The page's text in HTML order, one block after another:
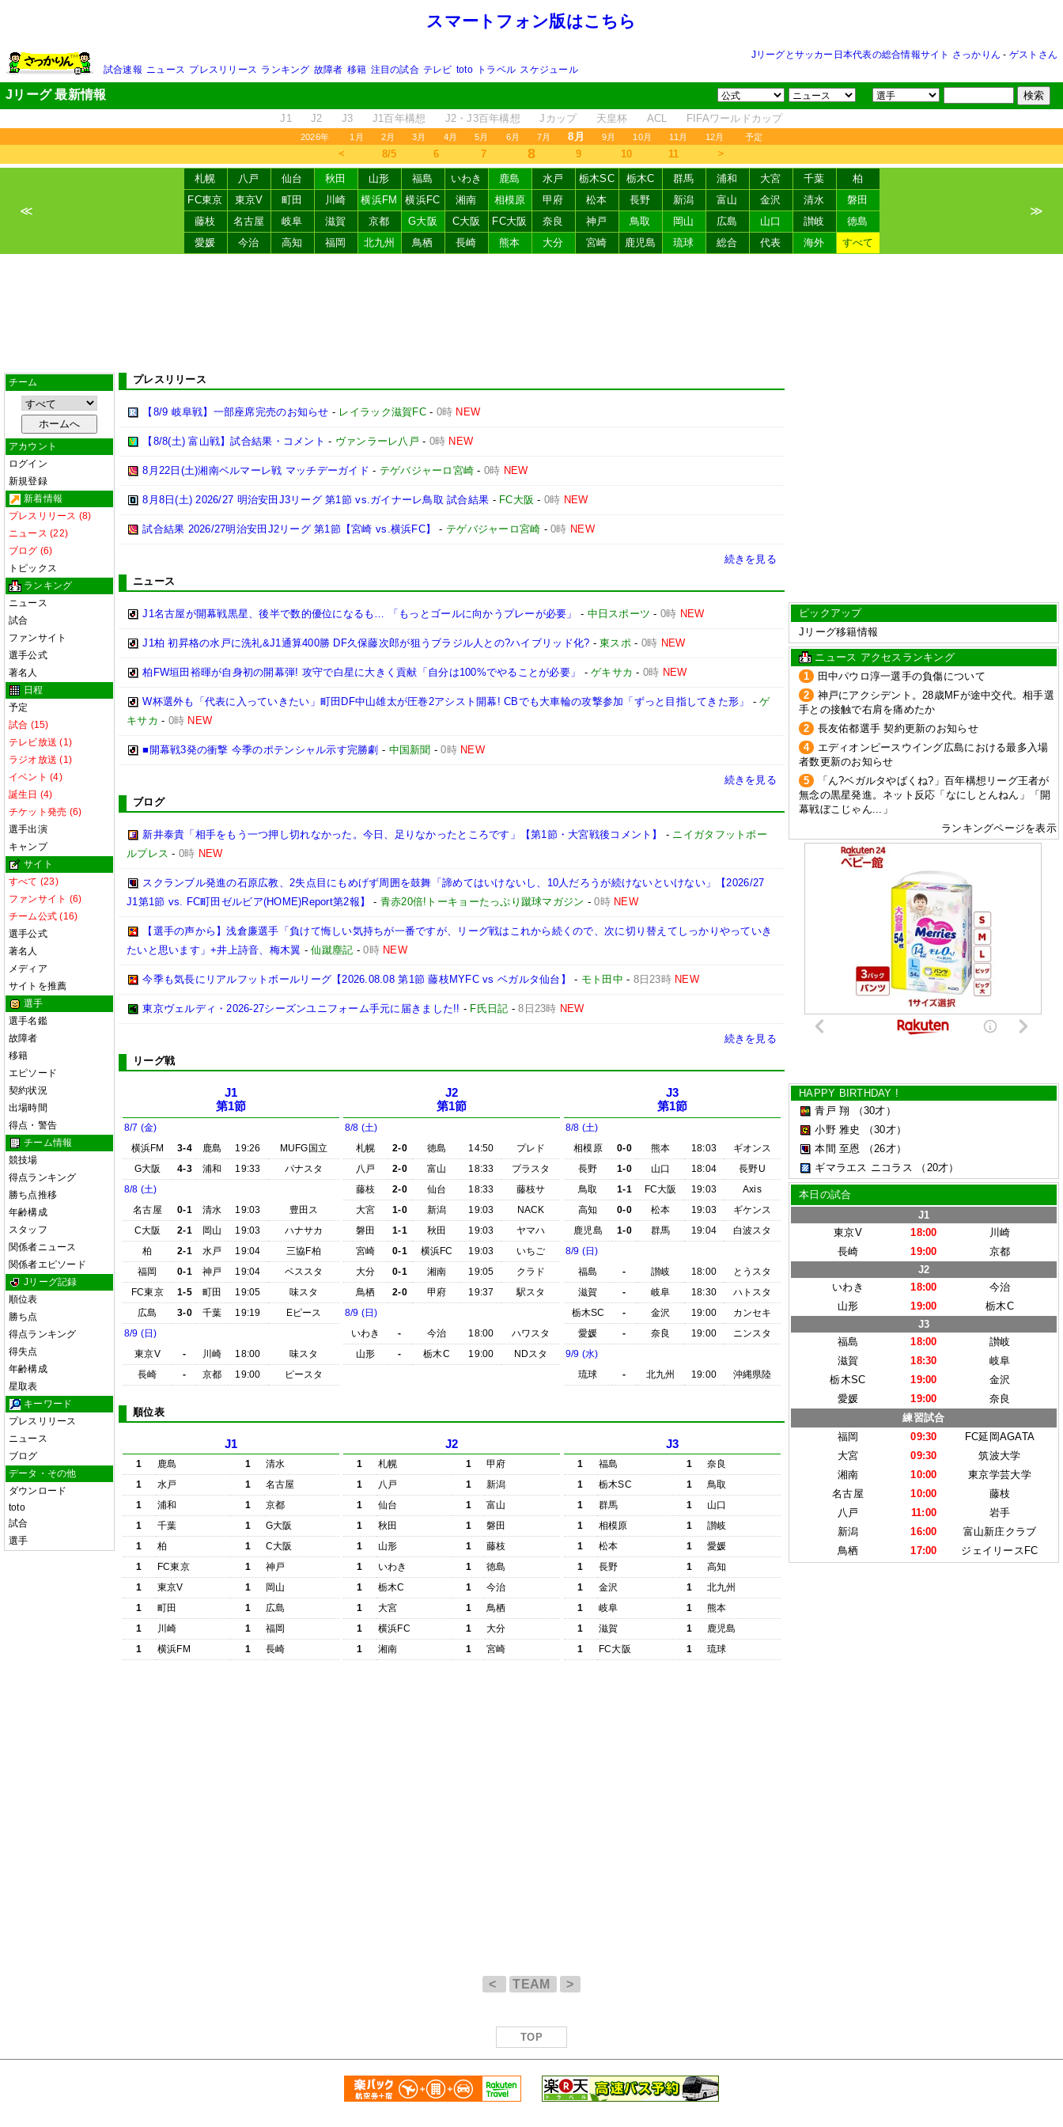
スマートフォン版はこちら
Jリーグとサッカー日本代表の総合情報サイト さっかりん - ゲストさん
試合速報 ニュース プレスリリース ランキング 故障者 移籍 注目の試合 テレビ toto トラベル スケジュール
Jリーグ 最新情報
J1 J2 J3 J1百年構想 J2・J3百年構想 Jカップ 天皇杯 ACL FIFAワールドカップ
2026年 1月 2月 3月 4月 5月 6月 7月 8月 9月 10月 11月 12月 予定
＜ 8/5 6 7 8 9 10 11 ＞
≪
札幌 八戸 仙台 秋田 山形 福島 いわき 鹿島 水戸 栃木SC 栃木C 群馬 浦和 大宮 千葉
柏
FC東京
東京V 町田 川崎 横浜FM 横浜FC 湘南 相模原 甲府 松本 長野 新潟 富山 金沢 清水
磐田
藤枝
名古屋 岐阜 滋賀 京都 G大阪 C大阪 FC大阪 奈良 神戸 鳥取 岡山 広島 山口 讃岐
徳島
愛媛
今治 高知 福岡 北九州 鳥栖 長崎 熊本 大分 宮崎 鹿児島 琉球 総合 代表 海外 すべて
≫
チーム
アカウント
ログイン
新規登録
新着情報
プレスリリース (8)
ニュース (22)
ブログ (6)
トピックス
ランキング
ニュース
試合
ファンサイト
選手公式
著名人
日程
予定
試合 (15)
テレビ放送 (1)
ラジオ放送 (1)
イベント (4)
誕生日 (4)
チケット発売 (6)
選手出演
キャンプ
サイト
すべて (23)
ファンサイト (6)
チーム公式 (16)
選手公式
著名人
メディア
サイトを推薦
選手
選手名鑑
故障者
移籍
エピソード
契約状況
出場時間
得点・警告
チーム情報
競技場
得点ランキング
勝ち点推移
年齢構成
スタッフ
関係者ニュース
関係者エピソード
Jリーグ記録
順位表
勝ち点
得点ランキング
得失点
年齢構成
星取表
キーワード
プレスリリース
ニュース
ブログ
データ・その他
ダウンロード
toto
試合
選手
プレスリリース
【8/9 岐阜戦】一部座席完売のお知らせ - レイラック滋賀FC- 0時 NEW
【8/8(土) 富山戦】試合結果・コメント - ヴァンラーレ八戸 - 0時 NEW
8月22日(土)湘南ベルマーレ戦 マッチデーガイド - テゲバジャーロ宮崎 - 0時 NEW
8月8日(土) 2026/27 明治安田J3リーグ 第1節 vs.ガイナーレ鳥取 試合結果 - FC大阪 - 0時 NEW
試合結果 2026/27明治安田J2リーグ 第1節【宮崎 vs.横浜FC】 - テゲバジャーロ宮崎 -0時 NEW
続きを見る
ニュース
J1名古屋が開幕戦黒星、後半で数的優位になるも… 「もっとゴールに向かうプレーが必要」 - 中日スポーツ - 0時 NEW
J1柏 初昇格の水戸に洗礼&J1通算400勝 DF久保藤次郎が狙うブラジル人との?ハイブリッド化? -東スポ- 0時 NEW
柏FW垣田裕暉が自身初の開幕弾! 攻守で白星に大きく貢献「自分は100%でやることが必要」 -ゲキサカ - 0時 NEW
W杯選外も「代表に入っていきたい」町田DF中山雄太が圧巻2アシスト開幕! CBでも大車輪の攻撃参加「ずっと目指してきた形」 -ゲ
キサカ - 0時 NEW
■開幕戦3発の衝撃 今季のポテンシャル示す完勝劇 - 中国新聞 -0時 NEW
続きを見る
ブログ
新井泰貴「相手をもう一つ押し切れなかった。今日、足りなかったところです」【第1節・大宮戦後コメント】 - ニイガタフットボー
ルプレス - 0時 NEW
スクランブル発進の石原広教、2失点目にもめげず周囲を鼓舞「諦めてはいけないし、10人だろうが続けないといけない」【2026/27
J1第1節 vs. FC町田ゼルビア(HOME)Report第2報】
- 青赤20倍!トーキョーたっぷり蹴球マガジン -0時 NEW
【選手の声から】浅倉廉選手「負けて悔しい気持ちが一番ですが、リーグ戦はこれから続くので、次に切り替えてしっかりやっていき
たいと思います」+井上詩音、梅木翼 -仙蹴塵記 -0時 NEW
今季も気長にリアルフットボールリーグ【2026.08.08 第1節 藤枝MYFC vs ベガルタ仙台】 - モト田中 - 8日23時 NEW
東京ヴェルディ・2026-27シーズンユニフォーム手元に届きました!! - F氏日記 -8日23時 NEW
続きを見る
リーグ戦
J1
第1節
8/7 (金)
横浜FM
3-4 鹿島 19:26
MUFG国立
G大阪
4-3 浦和 19:33
パナスタ
8/8 (土)
名古屋
0-1 清水 19:03
豊田ス
C大阪
2-1 岡山 19:03
ハナサカ
柏
2-1 水戸 19:04
三協F柏
福岡
0-1 神戸 19:04
ベススタ
FC東京
1-5 町田 19:05
味スタ
広島
3-0 千葉 19:19
Eピース
8/9 (日)
東京V
- 川崎 18:00
味スタ
長崎
- 京都 19:00 ピースタ
J2
第1節
8/8 (土)
札幌
2-0 徳島 14:50
プレド
八戸
2-0 富山 18:33
プラスタ
藤枝
2-0 仙台 18:33
藤枝サ
大宮
1-0 新潟 19:03
NACK
磐田
1-1 秋田 19:03
ヤマハ
宮崎
0-1 横浜FC 19:03
いちご
大分
0-1 湘南 19:05
クラド
鳥栖
2-0 甲府 19:37
駅スタ
8/9 (日)
いわき
- 今治 18:00
ハワスタ
山形
- 栃木C 19:00 NDスタ
J3
第1節
8/8 (土)
相模原
0-0 熊本 18:03
ギオンス
長野
1-0 山口 18:04
長野U
鳥取
1-1 FC大阪 19:03
Axis
高知
0-0 松本 19:03
ギケンス
鹿児島
1-0 群馬 19:04
白波スタ
8/9 (日)
福島
- 讃岐 18:00
とうスタ
滋賀
- 岐阜 18:30
ハトスタ
栃木SC
- 金沢 19:00
カンセキ
愛媛
- 奈良 19:00
ニンスタ
9/9 (水)
琉球
- 北九州 19:00 沖縄県陸
順位表
J1
1 鹿島 1
清水
1
水戸 1
名古屋
1
浦和 1
京都
1
千葉 1
G大阪
1
柏 1
C大阪
1
FC東京 1
神戸
1
東京V 1
岡山
1
町田 1
広島
1
川崎 1
福岡
1
横浜FM 1 長崎
J2
1 札幌 1
甲府
1
八戸 1
新潟
1
仙台 1
富山
1
秋田 1
磐田
1
山形 1
藤枝
1
いわき 1
徳島
1
栃木C 1
今治
1
大宮 1
鳥栖
1
横浜FC 1
大分
1
湘南 1 宮崎
J3
1 福島 1
奈良
1
栃木SC 1
鳥取
1
群馬 1
山口
1
相模原 1
讃岐
1
松本 1
愛媛
1
長野 1
高知
1
金沢 1
北九州
1
岐阜 1
熊本
1
滋賀 1
鹿児島
1
FC大阪 1 琉球
ピックアップ
Jリーグ移籍情報
ニュース アクセスランキング
1
田中パウロ淳一選手の負傷について
2
神戸にアクシデント。28歳MFが途中交代。相手選
手との接触で右肩を痛めたか
2
長友佑都選手 契約更新のお知らせ
4
エディオンピースウイング広島における最多入場
者数更新のお知らせ
5
「ん?ベガルタやばくね?」百年構想リーグ王者が
無念の黒星発進。ネット反応「なにしとんねん」「開
幕戦ぼこじゃん...」
ランキングページを表示
HAPPY BIRTHDAY !
青戸 翔
（30才）
小野 雅史
（30才）
本間 至恩
（26才）
ギマラエス ニコラス
（20才）
本日の試合
J1
東京V
18:00
川崎
長崎
19:00
京都
J2
いわき
18:00
今治
山形
19:00
栃木C
J3
福島
18:00
讃岐
滋賀
18:30
岐阜
栃木SC
19:00
金沢
愛媛
19:00
奈良
練習試合
福岡
09:30
FC延岡AGATA
大宮
09:30
筑波大学
湘南
10:00
東京学芸大学
名古屋
10:00
藤枝
八戸
11:00
岩手
新潟
16:00
富山新庄クラブ
鳥栖
17:00 ジェイリースFC
< TEAM >
TOP